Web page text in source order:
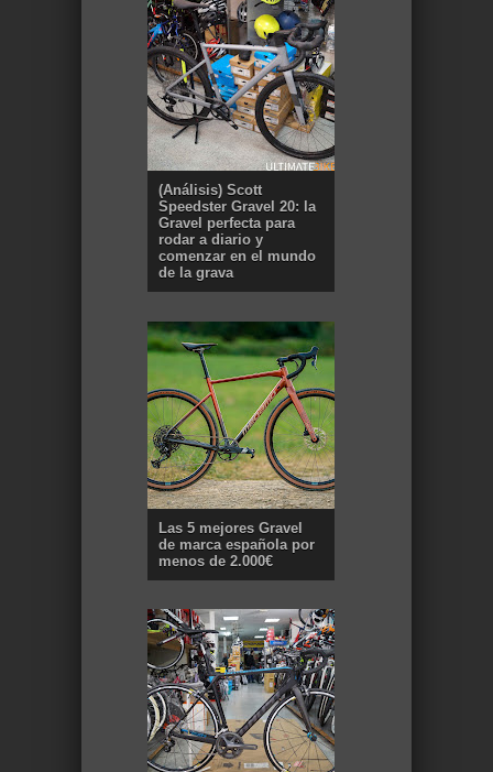
(Análisis) Scott
Speedster Gravel 20: la
Gravel perfecta para
rodar a diario y
comenzar en el mundo
de la grava
Las 5 mejores Gravel
de marca española por
menos de 2.000€